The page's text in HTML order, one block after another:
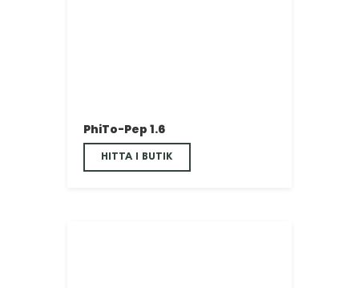
PhiTo-Pep 1.6
HITTA I BUTIK